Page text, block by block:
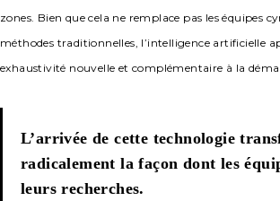
zones. Bien que cela ne remplace pas les équipes
méthodes traditionnelles, l’intelligence artificielle
exhaustivité nouvelle et complémentaire à la
L’arrivée de cette technologie
radicalement la façon dont les
leurs recherches.